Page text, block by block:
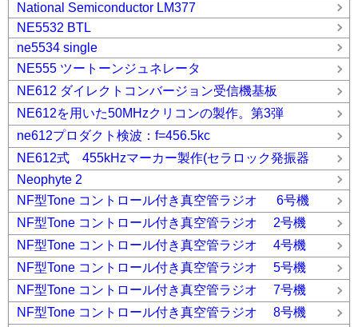
National Semiconductor LM377
NE5532 BTL
ne5534 single
NE555 ツートーンジュネレータ
NE612 ダイレクトコンバージョン受信機基板
NE612を用いた50MHzクリコンの製作。第3弾
ne612プロダクト検波：f=456.5kc
NE612式 455kHzマーカー製作(セラロック発振器
Neophyte 2
NF型Tone コントロール付き真空管ラジオ 6号機
NF型Tone コントロール付き真空管ラジオ 2号機
NF型Tone コントロール付き真空管ラジオ 4号機
NF型Tone コントロール付き真空管ラジオ 5号機
NF型Tone コントロール付き真空管ラジオ 7号機
NF型Tone コントロール付き真空管ラジオ 8号機